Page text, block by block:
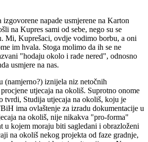
napade usmjerene na Karton
na Kupres sami od sebe, nego su se
Mi, Kuprešaci, ovdje vodimo borbu, a oni
im hvala. Stoga molimo da ih se ne
"hodaju okolo i rade nered", odnosno
usmjere na nas.
(namjerno?) iznijela niz netočnih
utjecaja na okoliš. Suprotno onome
tvrdi, Studija utjecaja na okoliš, koju je
ima ovlaštenje za izradu dokumentacije u
na okoliš, nije nikakva "pro-forma"
u kojem moraju biti sagledani i obrazloženi
na okoliš nekog projekta od faze gradnje,